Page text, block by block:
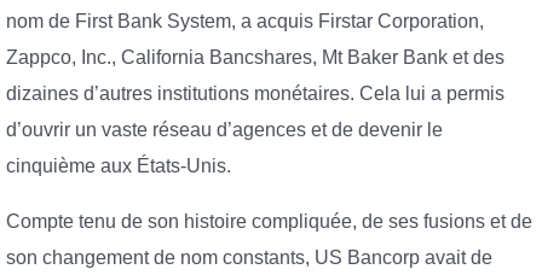
nom de First Bank System, a acquis Firstar Corporation,
Zappco, Inc., California Bancshares, Mt Baker Bank et des
dizaines d’autres institutions monétaires. Cela lui a permis
d’ouvrir un vaste réseau d’agences et de devenir le
cinquième aux États-Unis.
Compte tenu de son histoire compliquée, de ses fusions et de
son changement de nom constants, US Bancorp avait de